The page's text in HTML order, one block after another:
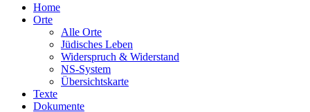
Home
Orte
Alle Orte
Jüdisches Leben
Widerspruch & Widerstand
NS-System
Übersichtskarte
Texte
Dokumente